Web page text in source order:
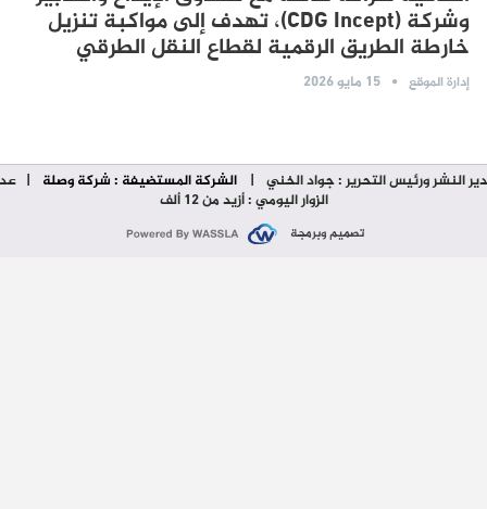
وشركة (CDG Incept)، تهدف إلى مواكبة تنزيل
خارطة الطريق الرقمية لقطاع النقل الطرقي
إدارة الموقع 15 مايو 2026
النشر ورئيس التحرير : جواد الخني | الشركة المستضيفة : شركة وصلة |
الزوار اليومي : أزيد من 12 ألف
تصميم وبرمجة